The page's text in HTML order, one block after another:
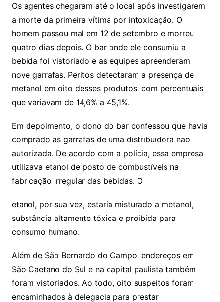
Os agentes chegaram até o local após investigarem
a morte da primeira vítima por intoxicação. O
homem passou mal em 12 de setembro e morreu
quatro dias depois. O bar onde ele consumiu a
bebida foi vistoriado e as equipes apreenderam
nove garrafas. Peritos detectaram a presença de
metanol em oito desses produtos, com percentuais
que variavam de 14,6% a 45,1%.
Em depoimento, o dono do bar confessou que havia
comprado as garrafas de uma distribuidora não
autorizada. De acordo com a polícia, essa empresa
utilizava etanol de posto de combustíveis na
fabricação irregular das bebidas. O
etanol, por sua vez, estaria misturado a metanol,
substância altamente tóxica e proibida para
consumo humano.
Além de São Bernardo do Campo, endereços em
São Caetano do Sul e na capital paulista também
foram vistoriados. Ao todo, oito suspeitos foram
encaminhados à delegacia para prestar